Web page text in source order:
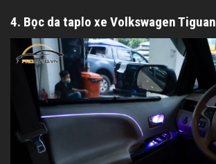
4. Bọc da taplo xe Volkswagen Tiguan